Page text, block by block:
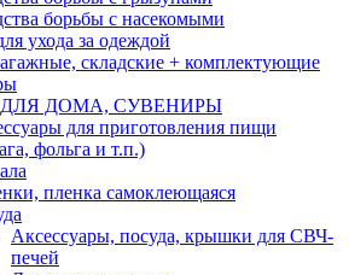
борьбы с насекомыми
ухода за одеждой
складские + комплектующие
ДОМА, СУВЕНИРЫ
для приготовления пищи
фольга и т.п.)
пленка самоклеющаяся
Аксессуары, посуда, крышки для СВЧ-
печей